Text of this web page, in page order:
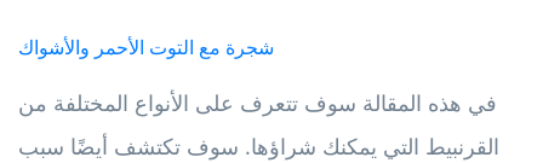
شجرة مع التوت الأحمر والأشواك
في هذه المقالة سوف تتعرف على الأنواع المختلفة من
القرنبيط التي يمكنك شراؤها. سوف تكتشف أيضًا سبب